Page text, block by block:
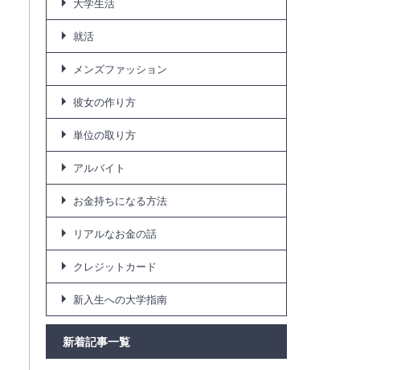
大学生活
就活
メンズファッション
彼女の作り方
単位の取り方
アルバイト
お金持ちになる方法
リアルなお金の話
クレジットカード
新入生への大学指南
新着記事一覧